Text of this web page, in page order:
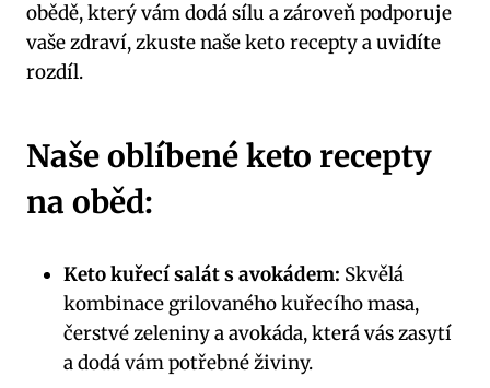
obědě, který vám dodá sílu a zároveň podporuje
vaše zdraví,‌ zkuste naše keto recepty a uvidíte
rozdíl.
Naše oblíbené keto recepty
⁢na oběd:
Keto kuřecí salát s avokádem: Skvělá
kombinace grilovaného kuřecího masa,
čerstvé zeleniny a avokáda, která vás zasytí
a dodá vám potřebné živiny.